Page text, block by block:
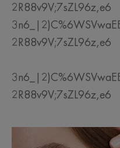
2R88v9V;7sZL96z,e6
2R88v9V;7sZL96z,e6
2R88v9V;7sZL96z,e6